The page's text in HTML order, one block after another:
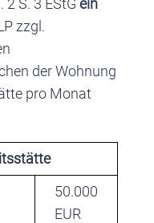
S. 3 EStG ein
zzgl.
der Wohnung
pro Monat
50.000
EUR